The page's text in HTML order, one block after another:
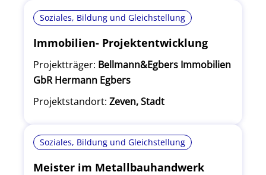
Soziales, Bildung und Gleichstellung
Immobilien- Projektentwicklung
Projektträger: Bellmann&Egbers Immobilien
GbR Hermann Egbers
Projektstandort: Zeven, Stadt
Soziales, Bildung und Gleichstellung
Meister im Metallbauhandwerk